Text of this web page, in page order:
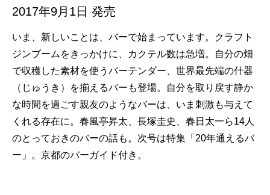
2017年9月1日 発売
いま、新しいことは、バーで始まっています。クラフト
ジンブームをきっかけに、カクテル数は急増。自分の畑
で収穫した素材を使うバーテンダー、世界最先端の什器
（じゅうき）を揃えるバーも登場。自分を取り戻す静か
な時間を過ごす親友のようなバーは、いま刺激も与えて
くれる存在に。春風亭昇太、長塚圭史、春日太一ら14人
のとっておきのバーの話も。次号は特集「20年通えるバ
ー」。京都のバーガイド付き。